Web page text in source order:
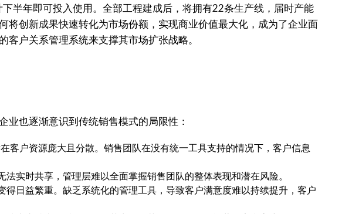
半年即可投入使用。全部工程建成后，将拥有22条生产线，届时产能
创新成果快速转化为市场份额，实现商业价值最大化，成为了企业面
户关系管理系统来支撑其市场扩张战略。
业也逐渐意识到传统销售模式的局限性：
客户资源庞大且分散。销售团队在没有统一工具支持的情况下，客户信息
实时共享，管理层难以全面掌握销售团队的整体表现和潜在风险。
日益繁重。缺乏系统化的管理工具，导致客户满意度难以持续提升，客户